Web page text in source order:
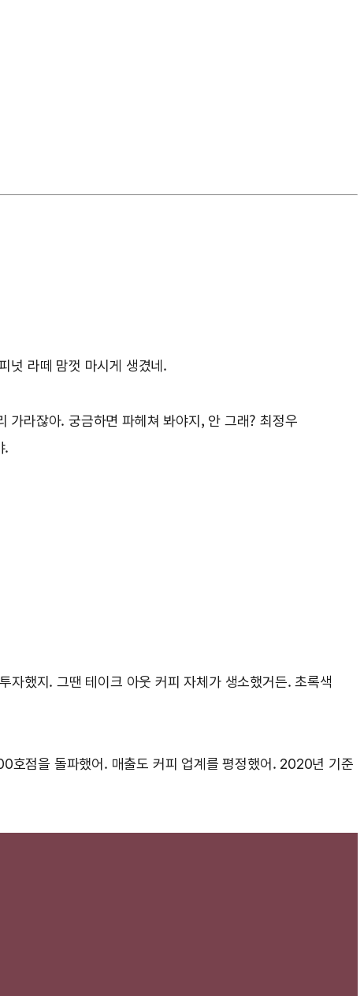
넛 라떼 맘껏 마시게 생겼네.
가라잖아. 궁금하면 파헤쳐 봐야지, 안 그래? 최정우
.
했지. 그땐 테이크 아웃 커피 자체가 생소했거든. 초록색
점을 돌파했어. 매출도 커피 업계를 평정했어. 2020년 기준